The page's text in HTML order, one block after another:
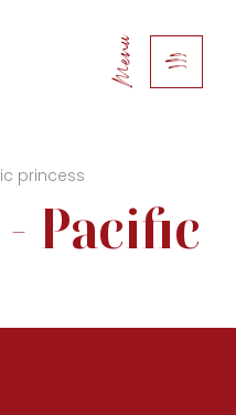
Menu
princess
Pacific